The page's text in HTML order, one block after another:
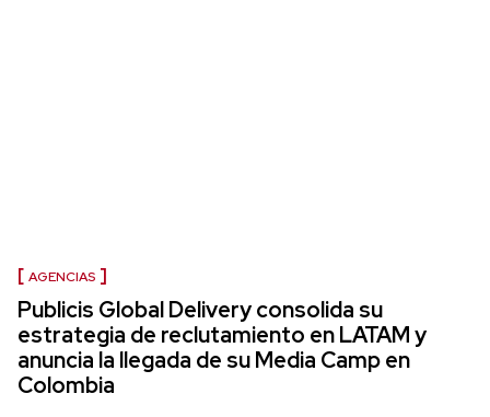
AGENCIAS
Publicis Global Delivery consolida su
estrategia de reclutamiento en LATAM y
anuncia la llegada de su Media Camp en
Colombia